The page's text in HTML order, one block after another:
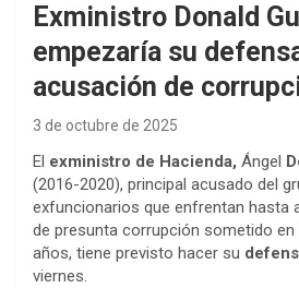
Exministro Donald
empezaría su
acusación de
3 de octubre de 2025
El exministro de Hacienda, Ángel
(2016-2020), principal acusado del
exfuncionarios que enfrentan hasta
de presunta corrupción sometido
años, tiene previsto hacer su
viernes.